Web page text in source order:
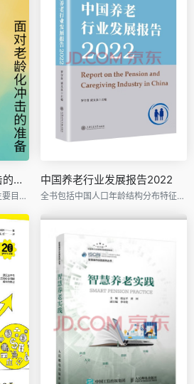
安心老去:面对老龄化冲击的准备
本书面向全社会和全龄群体，主要目的是推动大家用更加积极的态度、更加积极的政策和更加积极的行为应对人口老龄化的挑战。
中国养老行业发展报告2022
全书包括中国人口年龄结构分布特征与老龄化态势、人口老龄化的区域总体格局、三大都市圈人口老龄化比较，以及养老行业发展的区域特征及服务体系建设